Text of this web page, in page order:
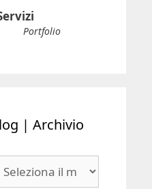
Portfolio
| Archivio